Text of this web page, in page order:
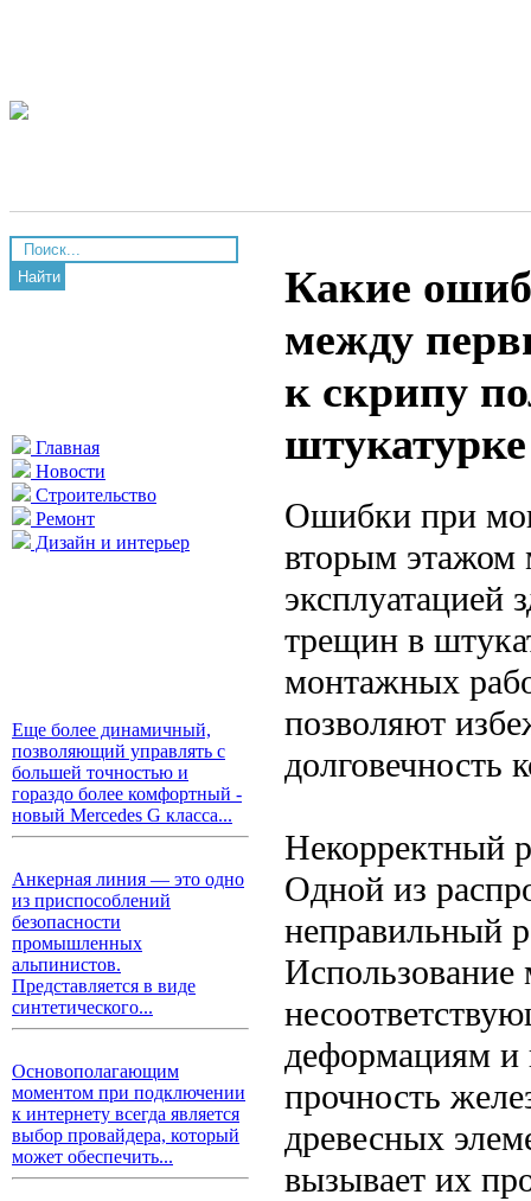
Найти
Главная
Новости
Строительство
Ремонт
Дизайн и интерьер
Еще более динамичный,
позволяющий управлять с
большей точностью и
гораздо более комфортный -
новый Mercedes G класса...
Анкерная линия — это одно
из приспособлений
безопасности
промышленных
альпинистов.
Представляется в виде
синтетического...
Основополагающим
моментом при подключении
к интернету всегда является
выбор провайдера, который
может обеспечить...
Какие
между
к скрипу
штукатурке
Ошибки при
вторым этажом
эксплуатацией
трещин в
монтажных
позволяют
долговечность
Некорректный
Одной из
неправильный
Использование
деформациям и
прочность
древесных
вызывает их